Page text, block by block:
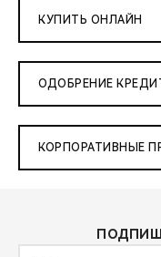
КУПИТЬ ОНЛАЙН
ОДОБРЕНИЕ
КОРПОРАТИВНЫЕ